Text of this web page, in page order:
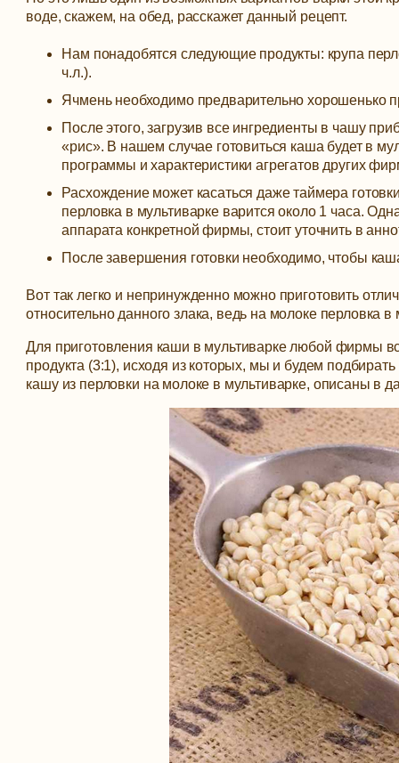
воде, скажем, на обед, расскажет данный рецепт.
Нам понадобятся следующие продукты: крупа
ч.л.).
Ячмень необходимо предварительно хорошенько
После этого, загрузив все ингредиенты в чашу
«рис». В нашем случае готовиться каша будет в
программы и характеристики агрегатов других
Расхождение может касаться даже таймера
перловка в мультиварке варится около 1 часа.
аппарата конкретной фирмы, стоит уточнить в
После завершения готовки необходимо, чтобы
Вот так легко и непринужденно можно приготовить
относительно данного злака, ведь на молоке перловка
Для приготовления каши в мультиварке любой фирмы
продукта (3:1), исходя из которых, мы и будем
кашу из перловки на молоке в мультиварке, описаны в